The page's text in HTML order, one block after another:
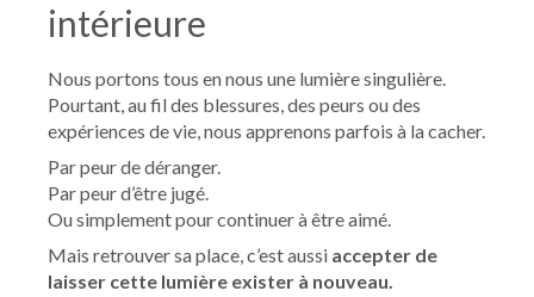
intérieure
Nous portons tous en nous une lumière singulière.
Pourtant, au fil des blessures, des peurs ou des
expériences de vie, nous apprenons parfois à la cacher.
Par peur de déranger.
Par peur d’être jugé.
Ou simplement pour continuer à être aimé.
Mais retrouver sa place, c’est aussi accepter de
laisser cette lumière exister à nouveau.